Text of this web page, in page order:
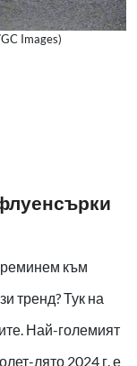
Images)
към
тренд? Тук на
Най-големият
лято 2024 г. е